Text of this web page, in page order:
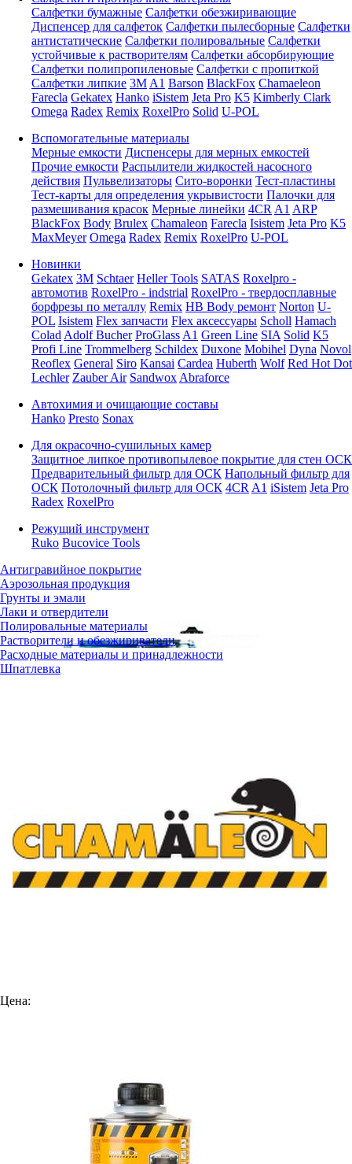
Салфетки бумажные Салфетки обезжиривающие
Диспенсер для салфеток Салфетки пылесборные Салфетки
антистатические Салфетки полировальные Салфетки
устойчивые к растворителям Салфетки абсорбирующие
Салфетки полипропиленовые Салфетки с пропиткой
Салфетки липкие 3M A1 Barson BlackFox Chamaeleon
Farecla Gekatex Hanko iSistem Jeta Pro K5 Kimberly Clark
Omega Radex Remix RoxelPro Solid U-POL
Вспомогательные материалы
Мерные емкости Диспенсеры для мерных емкостей
Прочие емкости Распылители жидкостей насосного
действия Пульвелизаторы Сито-воронки Тест-пластины
Тест-карты для определения укрывистости Палочки для
размешивания красок Мерные линейки 4CR A1 ARP
BlackFox Body Brulex Chamaleon Farecla Isistem Jeta Pro K5
MaxMeyer Omega Radex Remix RoxelPro U-POL
Новинки
Gekatex 3M Schtaer Heller Tools SATAS Roxelpro -
автомотив RoxelPro - indstrial RoxelPro - твердосплавные
борфрезы по металлу Remix HB Body ремонт Norton U-
POL Isistem Flex запчасти Flex аксессуары Scholl Hamach
Colad Adolf Bucher ProGlass A1 Green Line SIA Solid K5
Profi Line Trommelberg Schildex Duxone Mobihel Dyna Novol
Reoflex General Siro Kansai Cardea Huberth Wolf Red Hot Dot
Lechler Zauber Air Sandwox Abraforce
Автохимия и очищающие составы
Hanko Presto Sonax
Для окрасочно-сушильных камер
Защитное липкое противопылевое покрытие для стен ОСК
Предварительный фильтр для ОСК Напольный фильтр для
ОСК Потолочный фильтр для ОСК 4CR A1 iSistem Jeta Pro
Radex RoxelPro
Режущий инструмент
Ruko Bucovice Tools
Антигравийное покрытие
Аэрозольная продукция
Грунты и эмали
Лаки и отвердители
Полировальные материалы
Растворители и обезжириватели
Расходные материалы и принадлежности
Шпатлевка
Цена: